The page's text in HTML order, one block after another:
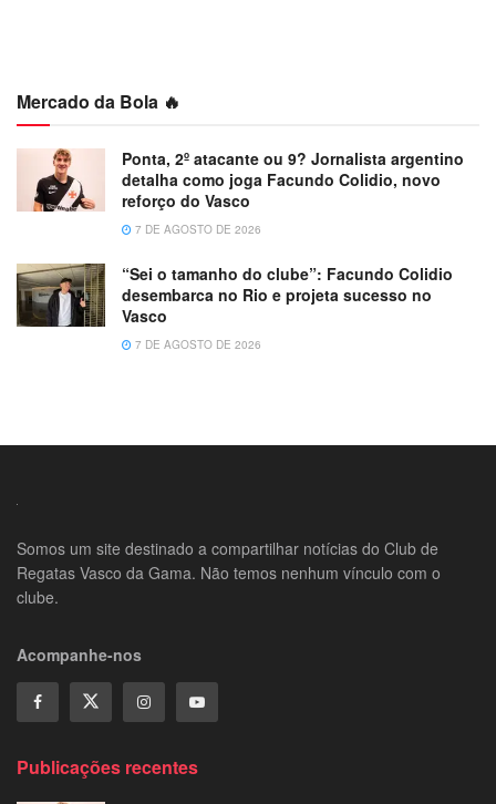
Mercado da Bola 🔥
Ponta, 2º atacante ou 9? Jornalista argentino
detalha como joga Facundo Colidio, novo
reforço do Vasco
7 DE AGOSTO DE 2026
“Sei o tamanho do clube”: Facundo Colidio
desembarca no Rio e projeta sucesso no
Vasco
7 DE AGOSTO DE 2026
Somos um site destinado a compartilhar notícias do Club de
Regatas Vasco da Gama. Não temos nenhum vínculo com o
clube.
Acompanhe-nos
Publicações recentes